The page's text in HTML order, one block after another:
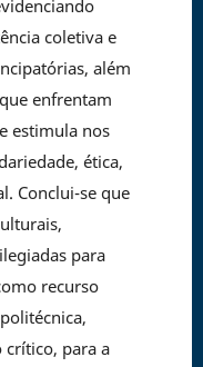
coletiva e
além
enfrentam
estimula nos
ética,
Conclui-se que
para
recurso
para a